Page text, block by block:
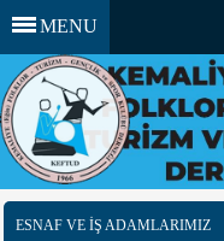
MENU
ESNAF VE İŞ ADAMLARIMIZ